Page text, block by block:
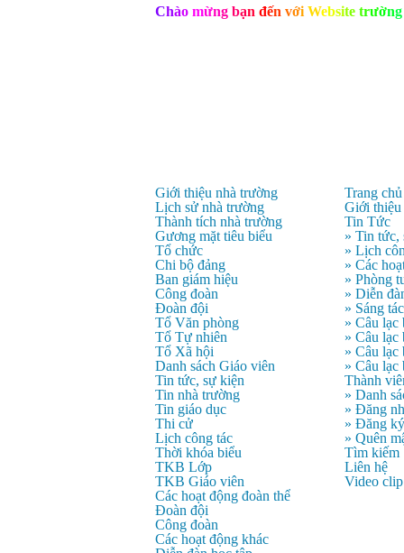
Chào mừng bạn đến với Website trường
Giới thiệu nhà trường
Lịch sử nhà trường
Thành tích nhà trường
Gương mặt tiêu biểu
Tổ chức
Chi bộ đảng
Ban giám hiệu
Công đoàn
Đoàn đội
Tổ Văn phòng
Tổ Tự nhiên
Tổ Xã hội
Danh sách Giáo viên
Tin tức, sự kiện
Tin nhà trường
Tin giáo dục
Thi cử
Lịch công tác
Thời khóa biểu
TKB Lớp
TKB Giáo viên
Các hoạt động đoàn thể
Đoàn đội
Công đoàn
Các hoạt động khác
Trang chủ
Giới thiệu
Tin Tức
» Tin tức,
» Lịch
» Các
» Phòng
» Diễn
» Sáng
» Câu lạc
» Câu
» Câu lạc
» Câu lạc
Thành
» Danh
» Đăng
» Đăng ký
» Quên
Tìm kiếm
Liên hệ
Video clip